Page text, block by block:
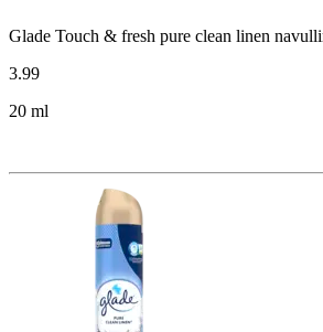
Glade Touch & fresh pure clean linen
3.99
20 ml